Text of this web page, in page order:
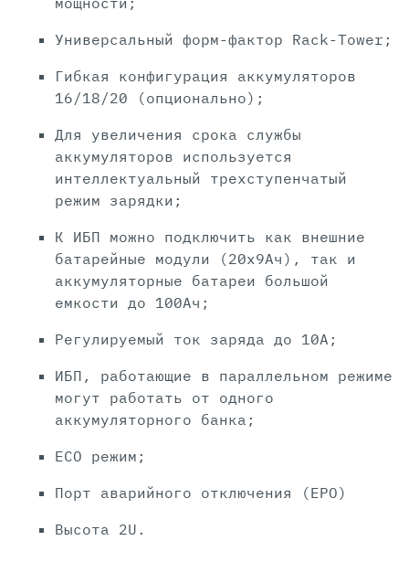
Универсальный форм-фактор Rack-Tower;
Гибкая конфигурация аккумуляторов
16/18/20 (опционально);
Для увеличения срока службы
аккумуляторов используется
интеллектуальный трехступенчатый
режим зарядки;
К ИБП можно подключить как внешние
батарейные модули (20х9Ач), так и
аккумуляторные батареи большой
емкости до 100Ач;
Регулируемый ток заряда до 10А;
ИБП, работающие в параллельном режиме
могут работать от одного
аккумуляторного банка;
ЕCO режим;
Порт аварийного отключения (EPO)
Высота 2U.